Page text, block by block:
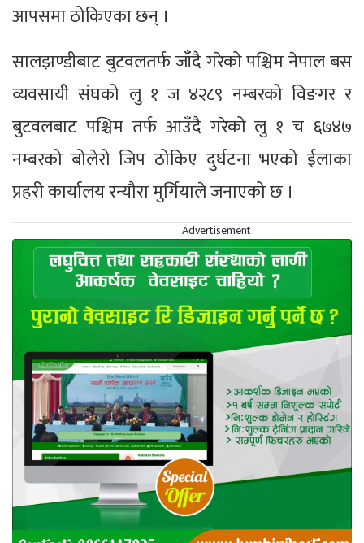
आपसमा ठोकिएका छन् ।
सालझण्डीबाट बुटवलतर्फ जाँदै गरेको पश्चिम नेपाल बस
व्यवसायी संघको लु १ ज ४२८९ नम्बरको विङगर र
बुटवलबाट पश्चिम तर्फ आउँदै गरेको लु १ च ६७४७
नम्बरको बोलेरो जिप ठोकिए दुर्घटना भएको ईलाका
प्रहरी कार्यालय रन्यौरा मुर्गियाले जनाएको छ ।